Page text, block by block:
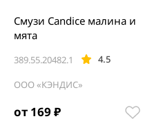
от 169 ₽
389.55.20482.1 4.5
Смузи Candice малина и
мята
ООО «КЭНДИС»